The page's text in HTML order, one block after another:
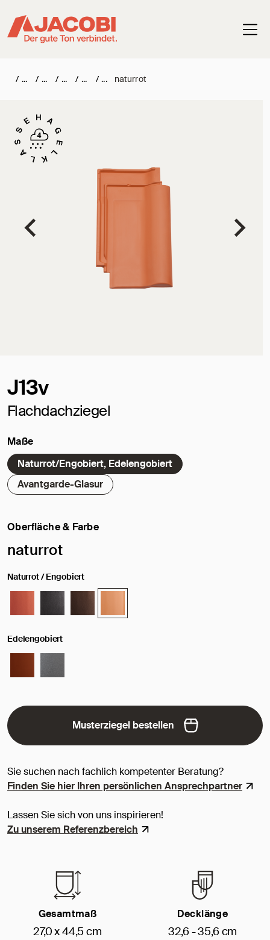
/ / / / / naturrot
J13v
Flachdachziegel
Maße
Naturrot/Engobiert, Edelengobiert
Avantgarde-Glasur
Oberfläche & Farbe
Ausgewählte Oberfläche / Farbe:
naturrot
Naturrot / Engobiert
Edelengobiert
Musterziegel bestellen
Sie suchen nach fachlich kompetenter Beratung?
Finden Sie hier Ihren persönlichen Ansprechpartner
Lassen Sie sich von uns inspirieren!
Zu unserem Referenzbereich
Gesamtmaß
27,0 x 44,5 cm
Decklänge
32,6 - 35,6 cm